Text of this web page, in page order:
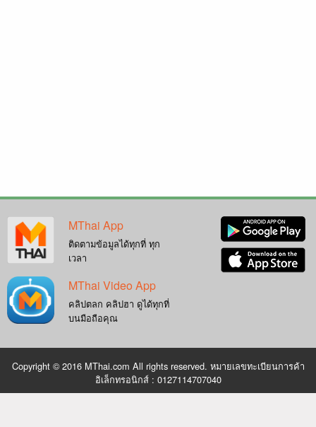
MThai App
ติดตามข้อมูลได้ทุกที่ ทุก
เวลา
MThai Video App
คลิปตลก คลิปฮา ดูได้ทุกที่
บนมือถือคุณ
Copyright © 2016 MThai.com All rights reserved. หมายเลขทะเบียนการค้า
อิเล็กทรอนิกส์ : 0127114707040